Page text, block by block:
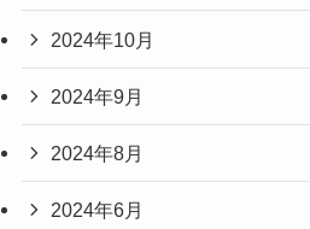
2024年10月
2024年9月
2024年8月
2024年6月